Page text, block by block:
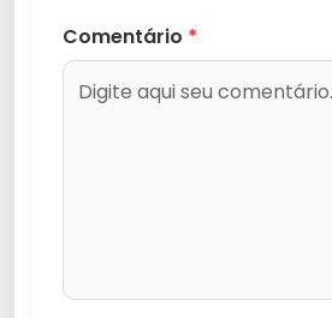
Comentário *